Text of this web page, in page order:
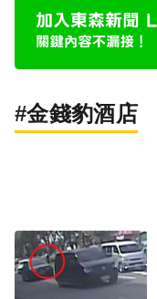
#金錢豹酒店